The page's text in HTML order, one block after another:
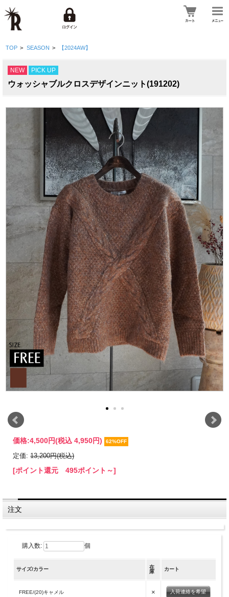
TOP > SEASON > 【2024AW】
NEW PICK UP
ウォッシャブルクロスデザインニット(191202)
価格:4,500円(税込 4,950円) 62%OFF
定価: 13,200円(税込)
[ポイント還元 495ポイント～]
注文
購入数: 個
サイズ/カラー
在
庫
カート
FREE/(20)キャメル × 入荷連絡を希望